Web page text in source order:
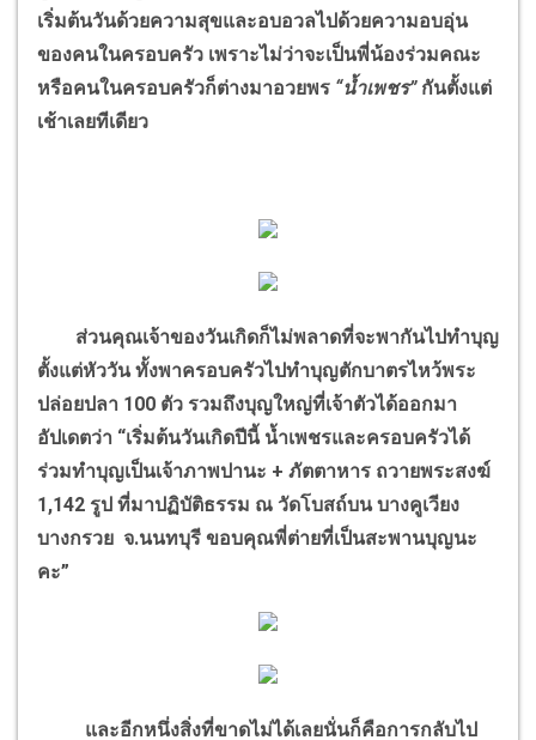
เริ่มต้นวันด้วยความสุขและอบอวลไปด้วยความอบอุ่น
ของคนในครอบครัว เพราะไม่ว่าจะเป็นพี่น้องร่วมคณะ
หรือคนในครอบครัวก็ต่างมาอวยพร “น้ำเพชร”กันตั้งแต่
เช้าเลยทีเดียว
ส่วนคุณเจ้าของวันเกิดก็ไม่พลาดที่จะพากันไปทำบุญ
ตั้งแต่หัววัน ทั้งพาครอบครัวไปทำบุญตักบาตรไหว้พระ
ปล่อยปลา 100 ตัว รวมถึงบุญใหญ่ที่เจ้าตัวได้ออกมา
อัปเดตว่า “เริ่มต้นวันเกิดปีนี้ น้ำเพชรและครอบครัวได้
ร่วมทำบุญเป็นเจ้าภาพปานะ + ภัตตาหาร ถวายพระสงฆ์
1,142 รูป ที่มาปฏิบัติธรรม ณ วัดโบสถ์บน บางคูเวียง
บางกรวย จ.นนทบุรี ขอบคุณพี่ต่ายที่เป็นสะพานบุญนะ
คะ”
และอีกหนึ่งสิ่งที่ขาดไม่ได้เลยนั่นก็คือการกลับไป